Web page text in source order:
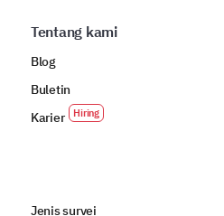
Tentang kami
Blog
Buletin
Karier
Jenis survei